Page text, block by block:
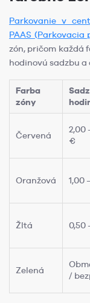
Parkovanie v
PAAS (Parkovacia
zón, pričom každá
hodinovú sadzbu a
Farba
zóny
Červená
2,00
€
Oranžová 1,00
Žltá 0,50
Zelená
/